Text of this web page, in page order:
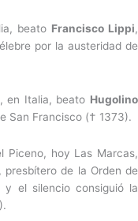
beato Francisco Lippi,
por la austeridad de
en Italia, beato Hugolino
San Francisco († 1373).
Piceno, hoy Las Marcas,
, presbítero de la Orden de
el silencio consiguió la